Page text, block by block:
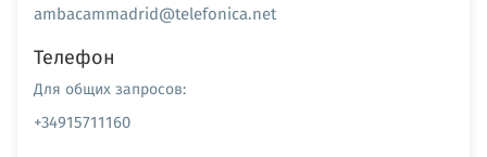
ambacammadrid@telefonica.net
Телефон
Для общих запросов:
+34915711160